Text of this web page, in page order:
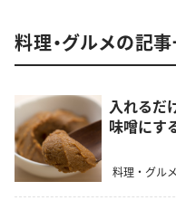
料理・グルメの記
入れるだ
味噌にす
料理・グルメ